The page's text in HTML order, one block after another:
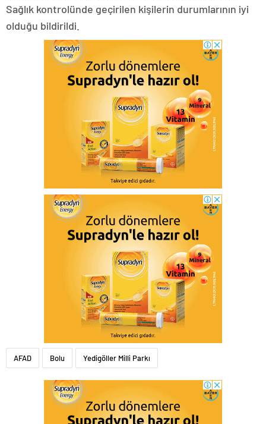
Sağlık kontrolünde geçirilen kişilerin durumlarının iyi
olduğu bildirildi.
AFAD Bolu Yedigöller Milli Parkı